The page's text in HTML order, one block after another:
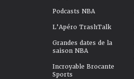
Podcasts NBA
L'Apéro TrashTalk
Grandes dates de la
saison NBA
Incroyable Brocante
Sports